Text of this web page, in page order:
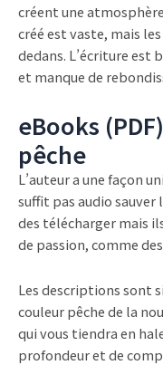
créent une
créé est vaste, mais
dedans. L’écriture est
et manque de
eBooks
pêche
L’auteur a une façon
suffit pas audio sauver
des télécharger mais
de passion, comme
Les descriptions sont
couleur pêche de la
qui vous tiendra en
profondeur et de